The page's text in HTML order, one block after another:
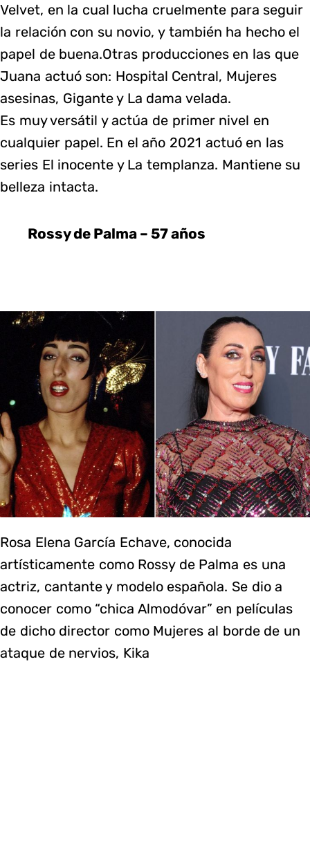
Velvet, en la cual lucha cruelmente para seguir
la relación con su novio, y también ha hecho el
papel de buena.Otras producciones en las que
Juana actuó son: Hospital Central, Mujeres
asesinas, Gigante y La dama velada.
Es muy versátil y actúa de primer nivel en
cualquier papel. En el año 2021 actuó en las
series El inocente y La templanza. Mantiene su
belleza intacta.
Rossy de Palma – 57 años
Rosa Elena García Echave, conocida
artísticamente como Rossy de Palma es una
actriz, cantante y modelo​ española. Se dio a
conocer como “chica Almodóvar” en películas
de dicho director como Mujeres al borde de un
ataque de nervios, Kika